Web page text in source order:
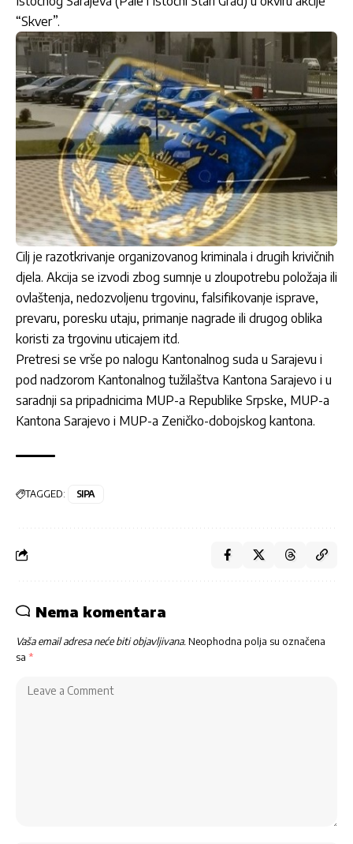
“Skver”.
Cilj je razotkrivanje organizovanog kriminala i drugih krivičnih
djela. Akcija se izvodi zbog sumnje u zloupotrebu položaja ili
ovlaštenja, nedozvoljenu trgovinu, falsifikovanje isprave,
prevaru, poresku utaju, primanje nagrade ili drugog oblika
koristi za trgovinu uticajem itd.
Pretresi se vrše po nalogu Kantonalnog suda u Sarajevu i
pod nadzorom Kantonalnog tužilaštva Kantona Sarajevo i u
saradnji sa pripadnicima MUP-a Republike Srpske, MUP-a
Kantona Sarajevo i MUP-a Zeničko-dobojskog kantona.
TAGGED: SIPA
Nema komentara
Vaša email adresa neće biti objavljivana. Neophodna polja su označena
sa *